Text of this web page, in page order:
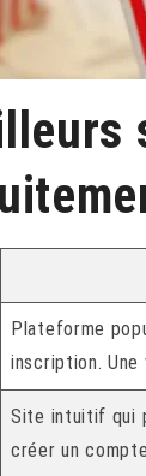
Plateforme
inscription.
Site intuitif qui
créer un